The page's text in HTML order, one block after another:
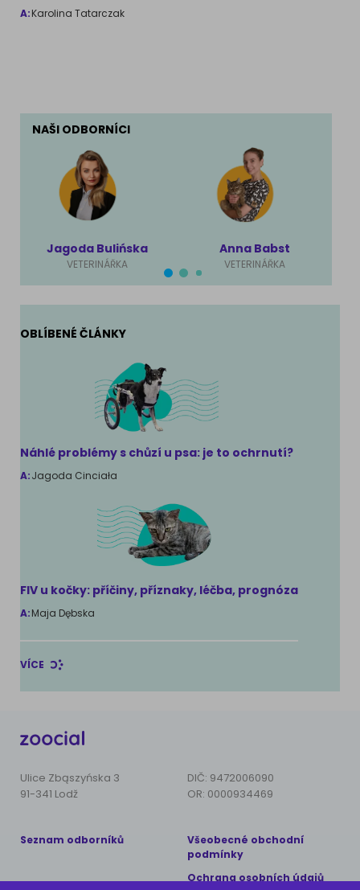
A:Karolina Tatarczak
NAŠI ODBORNÍCI
Jagoda Bulińska
VETERINÁŘKA
Anna Babst
VETERINÁŘKA
OBLÍBENÉ ČLÁNKY
Náhlé problémy s chůzí u psa: je to ochrnutí?
A:Jagoda Cinciała
FIV u kočky: příčiny, příznaky, léčba, prognóza
A:Maja Dębska
VÍCE
Ulice Zbąszyńska 3
91-341 Lodž
DIČ: 9472006090
OR: 0000934469
Seznam odborníků
Všeobecné obchodní
podmínky
Ochrana osobních údajů